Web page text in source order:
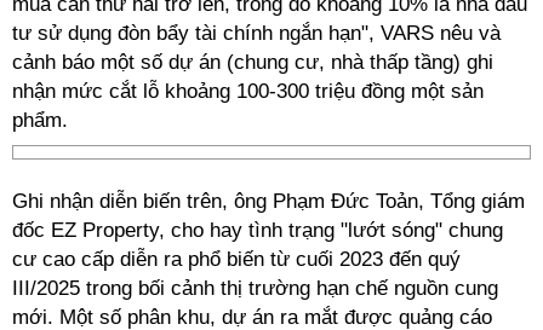
tư sử dụng đòn bẩy tài chính ngắn hạn", VARS nêu và
cảnh báo một số dự án (chung cư, nhà thấp tầng) ghi
nhận mức cắt lỗ khoảng 100-300 triệu đồng một sản
phẩm.
Ghi nhận diễn biến trên, ông Phạm Đức Toản, Tổng giám
đốc EZ Property, cho hay tình trạng "lướt sóng" chung
cư cao cấp diễn ra phổ biến từ cuối 2023 đến quý
III/2025 trong bối cảnh thị trường hạn chế nguồn cung
mới. Một số phân khu, dự án ra mắt được quảng cáo